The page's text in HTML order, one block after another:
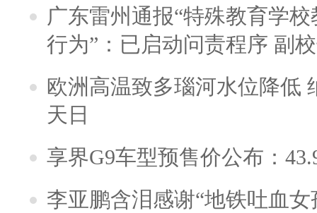
广东雷州通报“特殊教育学
行为”：已启动问责程序 副
欧洲高温致多瑙河水位降低
天日
享界G9车型预售价公布：
李亚鹏含泪感谢“地铁吐血